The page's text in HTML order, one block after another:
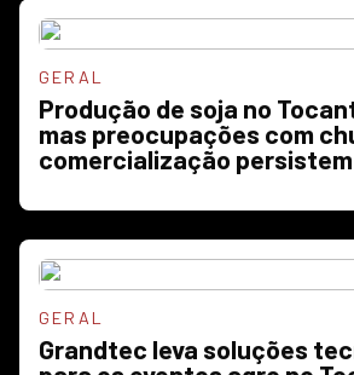
GERAL
Produção de soja no
mas preocupações com
comercialização persistem
GERAL
Grandtec leva soluções